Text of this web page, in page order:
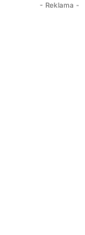
- Reklama -